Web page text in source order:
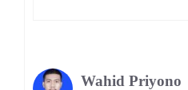
Wahid Priyono